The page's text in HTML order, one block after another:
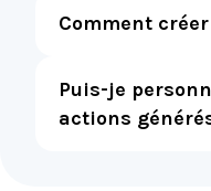
Comment
Puis-je
actions